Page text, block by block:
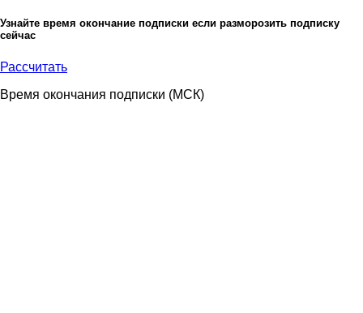
Узнайте время окончание подписки если разморозить подписку
сейчас
Рассчитать
Время окончания подписки (МСК)